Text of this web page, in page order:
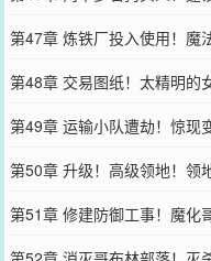
第47章 炼铁厂投入使用！魔
第48章 交易图纸！太精明的
第49章 运输小队遭劫！惊现
第50章 升级！高级领地！领
第51章 修建防御工事！魔化